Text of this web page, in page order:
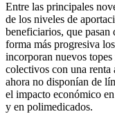
Entre las principales
de los niveles de
beneficiarios, que pasan
forma más progresiva
incorporan nuevos
colectivos con una renta
ahora no disponían de
el impacto económico
y en polimedicados.